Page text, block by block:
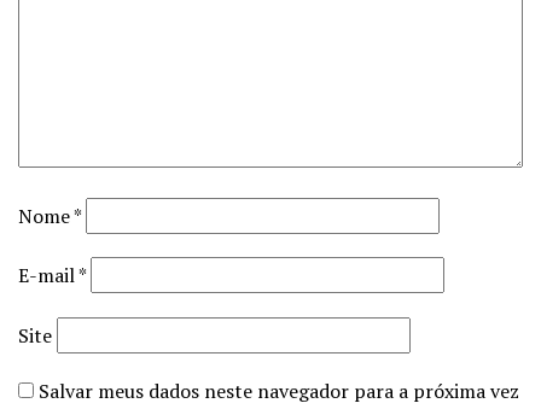
Nome*
E-mail*
Site
Salvar meus dados neste navegador para a próxima vez